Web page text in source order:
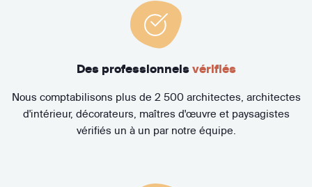
Des professionnels vérifiés
Nous comptabilisons plus de 2 500 architectes, architectes
d'intérieur, décorateurs, maîtres d'œuvre et paysagistes
vérifiés un à un par notre équipe.